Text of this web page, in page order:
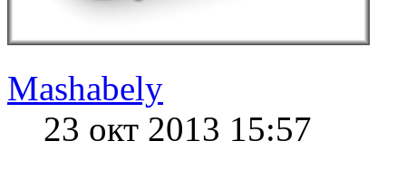
Mashabely
23 окт 2013 15:57